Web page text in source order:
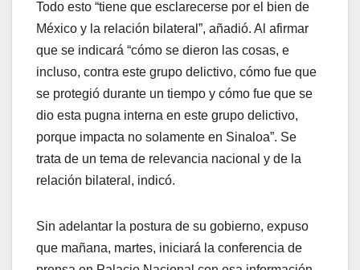
Todo esto “tiene que esclarecerse por el bien de
México y la relación bilateral”, añadió. Al afirmar
que se indicará “cómo se dieron las cosas, e
incluso, contra este grupo delictivo, cómo fue que
se protegió durante un tiempo y cómo fue que se
dio esta pugna interna en este grupo delictivo,
porque impacta no solamente en Sinaloa”. Se
trata de un tema de relevancia nacional y de la
relación bilateral, indicó.
Sin adelantar la postura de su gobierno, expuso
que mañana, martes, iniciará la conferencia de